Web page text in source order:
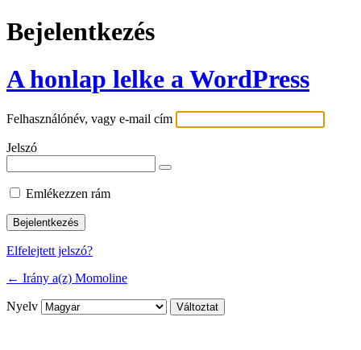
Bejelentkezés
A honlap lelke a WordPress
Felhasználónév, vagy e-mail cím
Jelszó
Emlékezzen rám
Elfelejtett jelszó?
← Irány a(z) Momoline
Nyelv